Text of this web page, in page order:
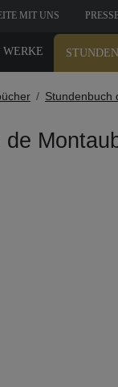
MIT UNS
WERKE
Stundenbuch